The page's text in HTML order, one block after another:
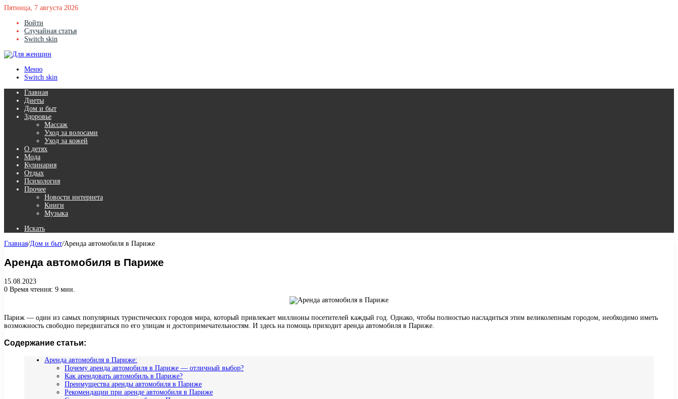
Пятница, 7 августа 2026
Войти
Случайная статья
Switch skin
Меню
Switch skin
Главная
Диеты
Дом и быт
Здоровье
Массаж
Уход за волосами
Уход за кожей
О детях
Мода
Кулинария
Отдых
Психология
Прочее
Новости интернета
Книги
Музыка
Искать
Главная/Дом и быт/Аренда автомобиля в Париже
Аренда автомобиля в Париже
15.08.2023
0 Время чтения: 9 мин.
Париж — один из самых популярных туристических городов мира, который привлекает миллионы посетителей каждый год. Однако, чтобы полностью насладиться этим великолепным городом, необходимо иметь
возможность свободно передвигаться по его улицам и достопримечательностям. И здесь на помощь приходит аренда автомобиля в Париже.
Содержание статьи:
Аренда автомобиля в Париже:
Почему аренда автомобиля в Париже — отличный выбор?
Как арендовать автомобиль в Париже?
Преимущества аренды автомобиля в Париже
Рекомендации при аренде автомобиля в Париже